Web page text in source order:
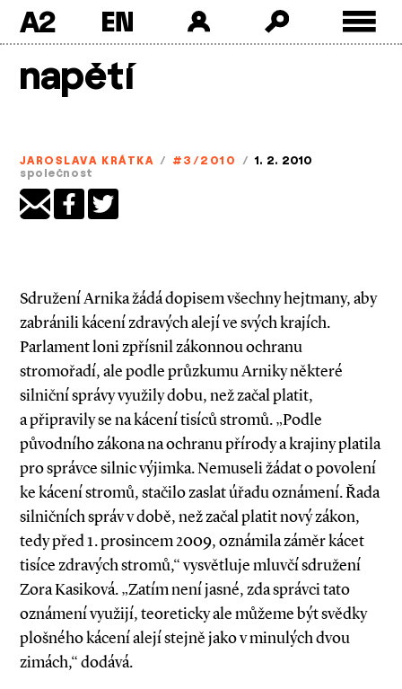
A2
napětí
JAROSLAVA KRÁTKA / #3/2010 / 1. 2. 2010
společnost
Sdružení Arnika žádá dopisem všechny hejtmany, aby
zabránili kácení zdravých alejí ve svých krajích.
Parlament loni zpřísnil zákonnou ochranu
stromořadí, ale podle průzkumu Arniky některé
silniční správy využily dobu, než začal platit,
a připravily se na kácení tisíců stromů. „Podle
původního zákona na ochranu přírody a krajiny platila
pro správce silnic výjimka. Nemuseli žádat o povolení
ke kácení stromů, stačilo zaslat úřadu oznámení. Řada
silničních správ v době, než začal platit nový zákon,
tedy před 1. prosincem 2009, oznámila záměr kácet
tisíce zdravých stromů,“ vysvětluje mluvčí sdružení
Zora Kasiková. „Zatím není jasné, zda správci tato
oznámení využijí, teoreticky ale můžeme být svědky
plošného kácení alejí stejně jako v minulých dvou
zimách,“ dodává.